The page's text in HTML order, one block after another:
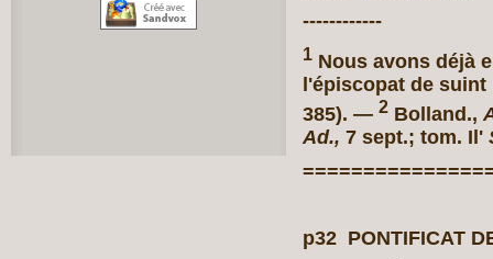
------------
1 Nous avons déjà
l'épiscopat de suint
385). — 2 Bolland.,
Ad., 7 sept.; tom. Il'
p32 PONTIFICAT